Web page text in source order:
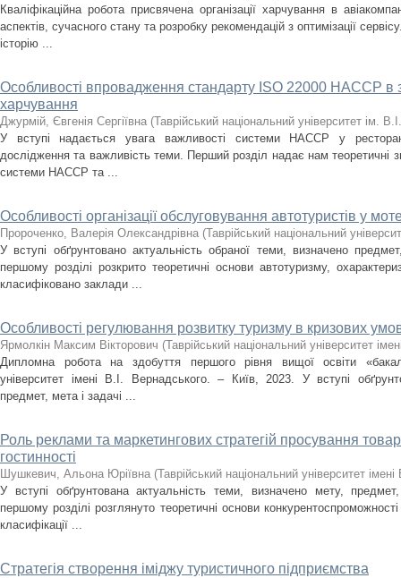
Кваліфікаційна робота присвячена організації харчування в
аспектів, сучасного стану та розробку рекомендацій з оптимізації
історію ...
Особливості впровадження стандарту ISO 22000 HACCP в
харчування
Джурмій, Євгенія Сергіївна (Таврійський національний університет ім.
У вступі надається увага важливості системи HACCP у
дослідження та важливість теми. Перший розділ надає нам теоретичні
системи HACCP та ...
Особливості організації обслуговування автотуристів у
Пророченко, Валерія Олександрівна (Таврійський національний
У вступі обґрунтовано актуальність обраної теми, визначено
першому розділі розкрито теоретичні основи автотуризму,
класифіковано заклади ...
Особливості регулювання розвитку туризму в кризових
Ярмолкін Максим Вікторович (Таврійський національний університет
Дипломна робота на здобуття першого рівня вищої освіти
університет імені В.І. Вернадського. – Київ, 2023. У вступі
предмет, мета і задачі ...
Роль реклами та маркетингових стратегій просування
гостинності
Шушкевич, Альона Юріївна (Таврійський національний університет
У вступі обґрунтована актуальність теми, визначено мету,
першому розділі розглянуто теоретичні основи конкурентоспроможності
класифікації ...
Стратегія створення іміджу туристичного підприємства